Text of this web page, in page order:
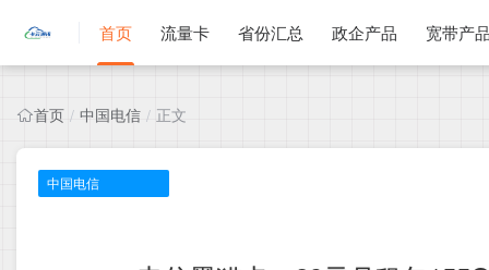
首页 流量卡 省份汇总 政企产品 宽带产
首页 / 中国电信 / 正文
中国电信